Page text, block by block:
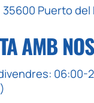
35600 Puerto del
AMB
06:00-